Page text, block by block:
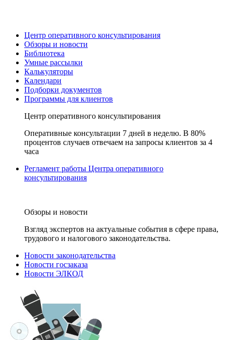
Центр оперативного консультирования
Обзоры и новости
Библиотека
Умные рассылки
Калькуляторы
Календари
Подборки документов
Программы для клиентов
Центр оперативного консультирования
Оперативные консультации 7 дней в неделю. В 80%
процентов случаев отвечаем на запросы клиентов за 4
часа
Регламент работы Центра оперативного
консультирования
Обзоры и новости
Взгляд экспертов на актуальные события в сфере права,
трудового и налогового законодательства.
Новости законодательства
Новости госзаказа
Новости ЭЛКОД